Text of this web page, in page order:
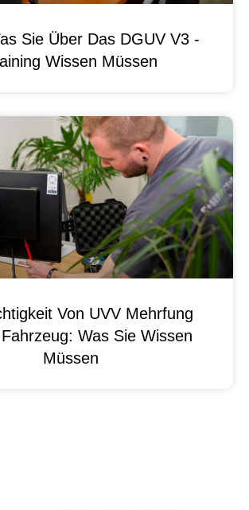
Sie Über Das DGUV V3 -
Wissen Müssen
Von UVV Mehrfung
Was Sie Wissen
Müssen